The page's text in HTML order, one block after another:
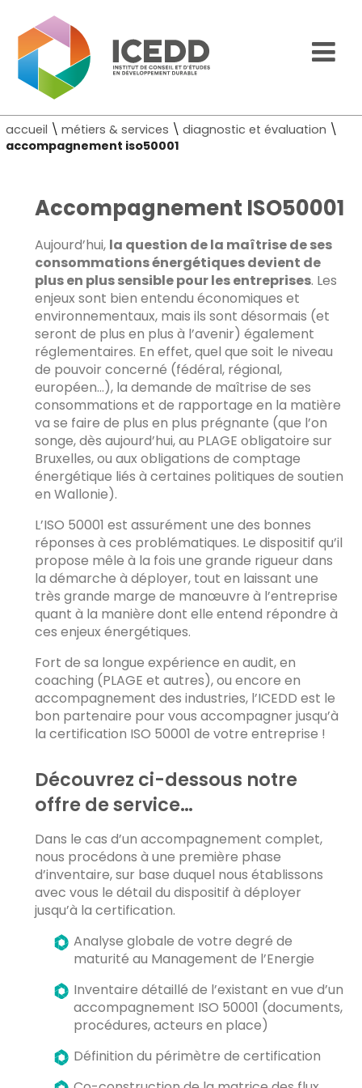
accueil \métiers & services \diagnostic et évaluation \
accompagnement iso50001
Accompagnement ISO50001
Aujourd’hui, la question de la maîtrise de ses
consommations énergétiques devient de
plus en plus sensible pour les entreprises. Les
enjeux sont bien entendu économiques et
environnementaux, mais ils sont désormais (et
seront de plus en plus à l’avenir) également
réglementaires. En effet, quel que soit le niveau
de pouvoir concerné (fédéral, régional,
européen…), la demande de maîtrise de ses
consommations et de rapportage en la matière
va se faire de plus en plus prégnante (que l’on
songe, dès aujourd’hui, au PLAGE obligatoire sur
Bruxelles, ou aux obligations de comptage
énergétique liés à certaines politiques de soutien
en Wallonie).
L’ISO 50001 est assurément une des bonnes
réponses à ces problématiques. Le dispositif qu’il
propose mêle à la fois une grande rigueur dans
la démarche à déployer, tout en laissant une
très grande marge de manœuvre à l’entreprise
quant à la manière dont elle entend répondre à
ces enjeux énergétiques.
Fort de sa longue expérience en audit, en
coaching (PLAGE et autres), ou encore en
accompagnement des industries, l’ICEDD est le
bon partenaire pour vous accompagner jusqu’à
la certification ISO 50001 de votre entreprise !
Découvrez ci-dessous notre
offre de service…
Dans le cas d’un accompagnement complet,
nous procédons à une première phase
d’inventaire, sur base duquel nous établissons
avec vous le détail du dispositif à déployer
jusqu’à la certification.
Analyse globale de votre degré de
maturité au Management de l’Energie
Inventaire détaillé de l’existant en vue d’un
accompagnement ISO 50001 (documents,
procédures, acteurs en place)
Définition du périmètre de certification